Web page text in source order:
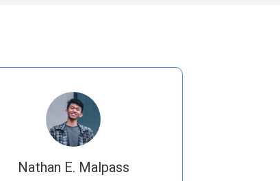
Nathan E. Malpass